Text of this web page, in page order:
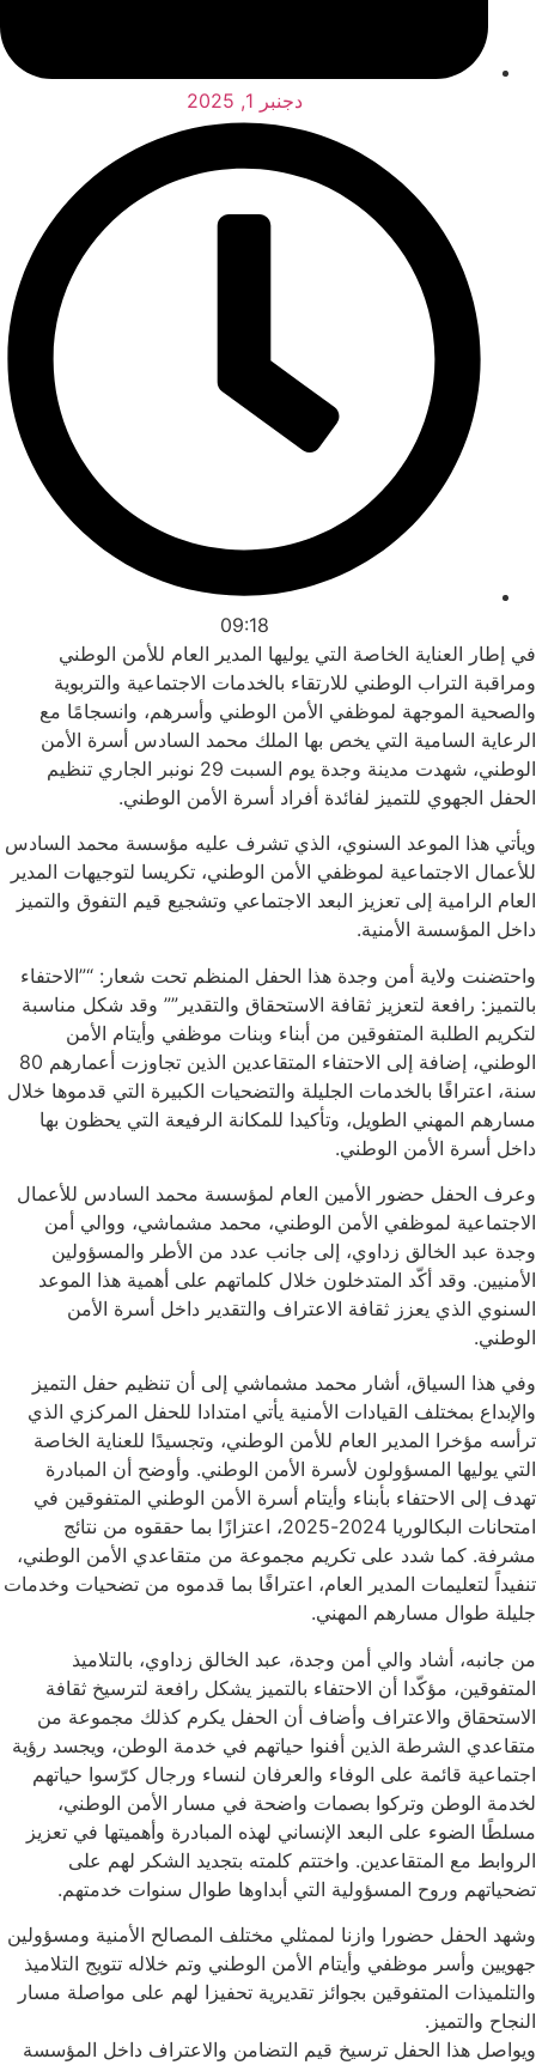
دجنبر 1, 2025
09:18
في إطار العناية الخاصة التي يوليها المدير العام للأمن الوطني
ومراقبة التراب الوطني للارتقاء بالخدمات الاجتماعية والتربوية
والصحية الموجهة لموظفي الأمن الوطني وأسرهم، وانسجامًا مع
الرعاية السامية التي يخص بها الملك محمد السادس أسرة الأمن
الوطني، شهدت مدينة وجدة يوم السبت 29 نونبر الجاري تنظيم
الحفل الجهوي للتميز لفائدة أفراد أسرة الأمن الوطني.
ويأتي هذا الموعد السنوي، الذي تشرف عليه مؤسسة محمد السادس
للأعمال الاجتماعية لموظفي الأمن الوطني، تكريسا لتوجيهات المدير
العام الرامية إلى تعزيز البعد الاجتماعي وتشجيع قيم التفوق والتميز
داخل المؤسسة الأمنية.
واحتضنت ولاية أمن وجدة هذا الحفل المنظم تحت شعار: “”الاحتفاء
بالتميز: رافعة لتعزيز ثقافة الاستحقاق والتقدير”” وقد شكل مناسبة
لتكريم الطلبة المتفوقين من أبناء وبنات موظفي وأيتام الأمن
الوطني، إضافة إلى الاحتفاء المتقاعدين الذين تجاوزت أعمارهم 80
سنة، اعترافًا بالخدمات الجليلة والتضحيات الكبيرة التي قدموها خلال
مسارهم المهني الطويل، وتأكيدا للمكانة الرفيعة التي يحظون بها
داخل أسرة الأمن الوطني.
وعرف الحفل حضور الأمين العام لمؤسسة محمد السادس للأعمال
الاجتماعية لموظفي الأمن الوطني، محمد مشماشي، ووالي أمن
وجدة عبد الخالق زداوي، إلى جانب عدد من الأطر والمسؤولين
الأمنيين. وقد أكّد المتدخلون خلال كلماتهم على أهمية هذا الموعد
السنوي الذي يعزز ثقافة الاعتراف والتقدير داخل أسرة الأمن
الوطني.
وفي هذا السياق، أشار محمد مشماشي إلى أن تنظيم حفل التميز
والإبداع بمختلف القيادات الأمنية يأتي امتدادا للحفل المركزي الذي
ترأسه مؤخرا المدير العام للأمن الوطني، وتجسيدًا للعناية الخاصة
التي يوليها المسؤولون لأسرة الأمن الوطني. وأوضح أن المبادرة
تهدف إلى الاحتفاء بأبناء وأيتام أسرة الأمن الوطني المتفوقين في
امتحانات البكالوريا 2024-2025، اعتزازًا بما حققوه من نتائج
مشرفة. كما شدد على تكريم مجموعة من متقاعدي الأمن الوطني،
تنفيداً لتعليمات المدير العام، اعترافًا بما قدموه من تضحيات وخدمات
جليلة طوال مسارهم المهني.
من جانبه، أشاد والي أمن وجدة، عبد الخالق زداوي، بالتلاميذ
المتفوقين، مؤكّدا أن الاحتفاء بالتميز يشكل رافعة لترسيخ ثقافة
الاستحقاق والاعتراف وأضاف أن الحفل يكرم كذلك مجموعة من
متقاعدي الشرطة الذين أفنوا حياتهم في خدمة الوطن، ويجسد رؤية
اجتماعية قائمة على الوفاء والعرفان لنساء ورجال كرّسوا حياتهم
لخدمة الوطن وتركوا بصمات واضحة في مسار الأمن الوطني،
مسلطًا الضوء على البعد الإنساني لهذه المبادرة وأهميتها في تعزيز
الروابط مع المتقاعدين. واختتم كلمته بتجديد الشكر لهم على
تضحياتهم وروح المسؤولية التي أبداوها طوال سنوات خدمتهم.
وشهد الحفل حضورا وازنا لممثلي مختلف المصالح الأمنية ومسؤولين
جهويين وأسر موظفي وأيتام الأمن الوطني وتم خلاله تتويج التلاميذ
والتلميذات المتفوقين بجوائز تقديرية تحفيزا لهم على مواصلة مسار
النجاح والتميز.
ويواصل هذا الحفل ترسيخ قيم التضامن والاعتراف داخل المؤسسة